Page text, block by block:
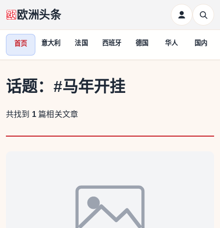
欧洲头条
首页 意大利 法国 西班牙 德国 华人 国内
话题： #马年开挂
共找到 1 篇相关文章